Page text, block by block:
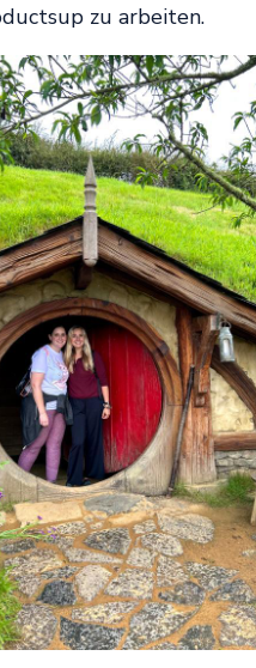
zu arbeiten.